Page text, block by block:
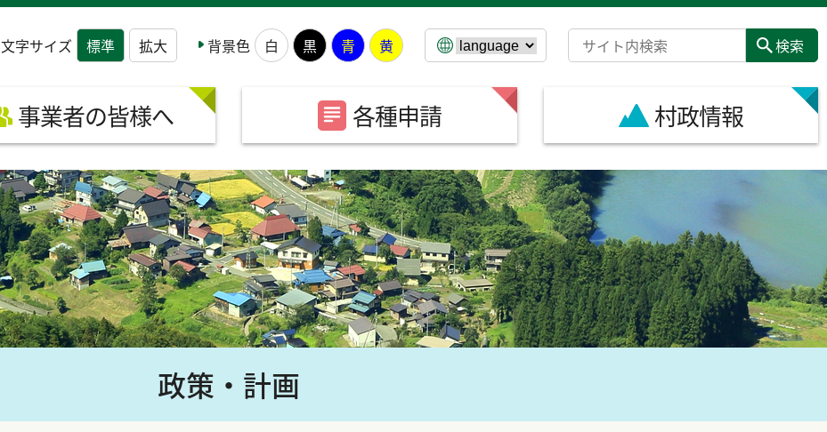
文字サイズ 標準 拡大 背景色 白 黒 青 黄
事業者の皆様へ 各種申請 村政情報
政策・計画